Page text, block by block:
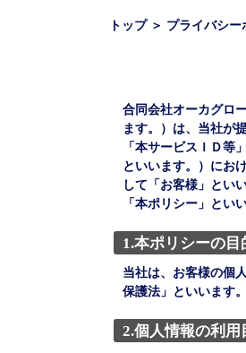
トップ ＞ プライバシー
合同会社オーカグロ
ます。）は、当社が
「本サービスＩＤ等
といいます。）にお
して「お客様」とい
「本ポリシー」とい
1.本ポリシーの目
当社は、お客様の個
保護法」といいます
2.個人情報の利用